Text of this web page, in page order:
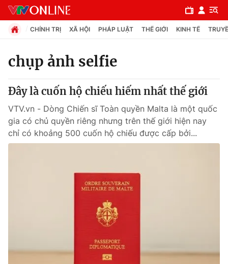
Chuyên mục
Xã hội
Kinh tế
CHÍNH TRỊ XÃ HỘI PHÁP LUẬT THẾ GIỚI KINH TẾ
chụp ảnh selfie
Đây là cuốn hộ chiếu hiếm nhất thế giới
VTV.vn - Dòng Chiến sĩ Toàn quyền Malta là một quốc
gia có chủ quyền riêng nhưng trên thế giới hiện nay
chỉ có khoảng 500 cuốn hộ chiếu được cấp bởi...